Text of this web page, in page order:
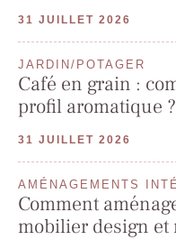
31 JUILLET 2026
JARDIN/POTAGER
Café en grain :
profil aromatique ?
31 JUILLET 2026
AMÉNAGEMENTS
Comment
mobilier design et